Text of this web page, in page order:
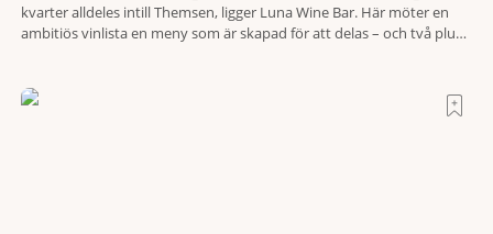
kvarter alldeles intill Themsen, ligger Luna Wine Bar. Här möter en
ambitiös vinlista en meny som är skapad för att delas – och två plus